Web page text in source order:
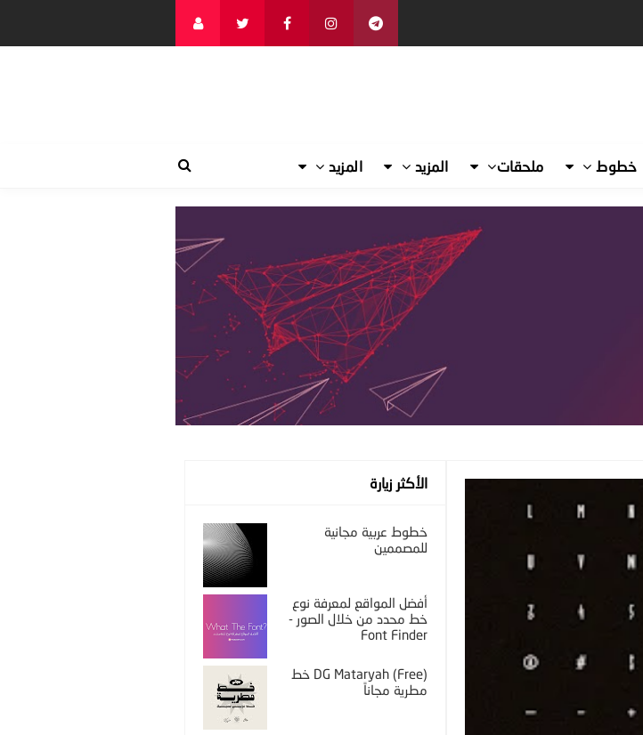
خطوط ملحقات المزيد المزيد
الأكثر زيارة
خطوط عربية مجانية
للمصممين
أفضل المواقع لمعرفة نوع
خط محدد من خلال الصور -
Font Finder
DG Mataryah (Free) خط
مطرية مجاناً